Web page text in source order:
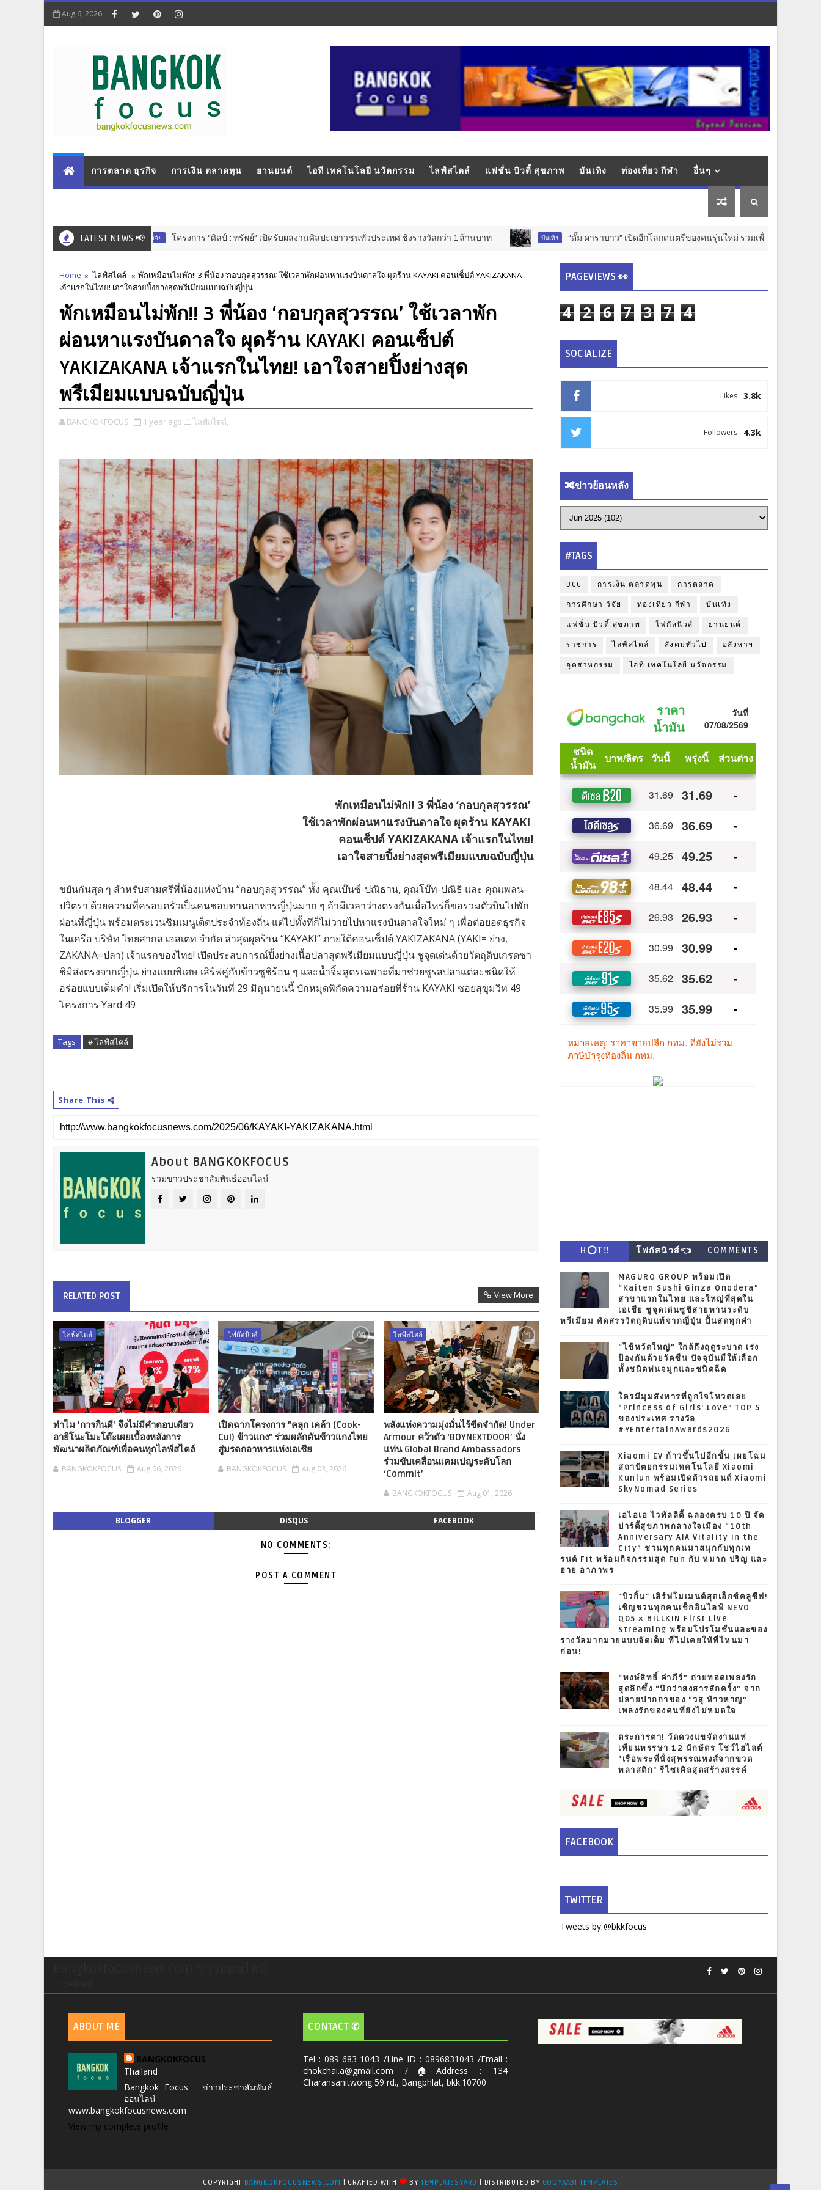
Aug 6, 2026
การตลาด ธุรกิจ การเงิน ตลาดทุน ยานยนต์ ไอที เทคโนโลยี นวัตกรรม ไลฟ์สไตล์ แฟชั่น บิวตี้ สุขภาพ บันเทิง ท่องเที่ยว กีฬา อื่นๆ
LATEST NEWS 📢
การศึกษา วิจัย โครงการ “ศิลป์ : ทรัพย์” เปิดรับผลงานศิลปะเยาวชนทั่วประเทศ ชิงรางวัลกว่า 1 ล้านบาท บันเทิง “ดั๊ม คาราบาว” เปิดอีกโลกดนตรีของคนรุ่นใหม่ รวมเพื่อนวัยมัธยมตั้งวง
Home ไลฟ์สไตล์
พักเหมือนไม่พัก!! 3 พี่น้อง ‘กอบกุลสุวรรณ’ ใช้เวลาพักผ่อนหาแรงบันดาลใจ ผุดร้าน KAYAKI คอนเซ็ปต์ YAKIZAKANA
เจ้าแรกในไทย! เอาใจสายปิ้งย่างสุดพรีเมียมแบบฉบับญี่ปุ่น
พักเหมือนไม่พัก!! 3 พี่น้อง ‘กอบกุลสุวรรณ’ ใช้เวลาพัก
ผ่อนหาแรงบันดาลใจ ผุดร้าน KAYAKI คอนเซ็ปต์
YAKIZAKANA เจ้าแรกในไทย! เอาใจสายปิ้งย่างสุด
พรีเมียมแบบฉบับญี่ปุ่น
BANGKOKFOCUS 1 year ago ไลฟ์สไตล์,
พักเหมือนไม่พัก!! 3 พี่น้อง ‘กอบกุลสุวรรณ’
ใช้เวลาพักผ่อนหาแรงบันดาลใจ ผุดร้าน KAYAKI
คอนเซ็ปต์ YAKIZAKANA เจ้าแรกในไทย!
เอาใจสายปิ้งย่างสุดพรีเมียมแบบฉบับญี่ปุ่น
ขยันกันสุด ๆ สำหรับสามศรีพี่น้องแห่งบ้าน “กอบกุลสุวรรณ” ทั้ง คุณเบ๊นซ์-ปณิธาน, คุณโบ๊ท-ปณิธิ และ คุณเพลน-
ปวิตรา ด้วยความที่ครอบครัวเป็นคนชอบทานอาหารญี่ปุ่นมาก ๆ ถ้ามีเวลาว่างตรงกันเมื่อไหร่ก็ขอรวมตัวบินไปพัก
ผ่อนที่ญี่ปุ่น พร้อมตระเวนชิมเมนูเด็ดประจำท้องถิ่น แต่ไปทั้งทีก็ไม่วายไปหาแรงบันดาลใจใหม่ ๆ เพื่อต่อยอดธุรกิจ
ในเครือ บริษัท ไทยสากล เอสเตท จำกัด ล่าสุดผุดร้าน “KAYAKI” ภายใต้คอนเซ็ปต์ YAKIZAKANA (YAKI= ย่าง,
ZAKANA=ปลา) เจ้าแรกของไทย! เปิดประสบการณ์ปิ้งย่างเนื้อปลาสุดพรีเมียมแบบญี่ปุ่น ชูจุดเด่นด้วยวัตถุดิบเกรดซา
ชิมิส่งตรงจากญี่ปุ่น ย่างแบบพิเศษ เสิร์ฟคู่กับข้าวซูชิร้อน ๆ และน้ำจิ้มสูตรเฉพาะที่มาช่วยชูรสปลาแต่ละชนิดให้
อร่อยแบบเต็มคำ! เริ่มเปิดให้บริการในวันที่ 29 มิถุนายนนี้ ปักหมุดพิกัดความอร่อยที่ร้าน KAYAKI ซอยสุขุมวิท 49
โครงการ Yard 49
Tags # ไลฟ์สไตล์
Share This
About BANGKOKFOCUS
รวมข่าวประชาสัมพันธ์ออนไลน์
RELATED POST View More
ไลฟ์สไตล์
ทำไม 'การกินดี' จึงไม่มีคำตอบเดียว
อายิโนะโมะโต๊ะเผยเบื้องหลังการ
พัฒนาผลิตภัณฑ์เพื่อคนทุกไลฟ์สไตล์
BANGKOKFOCUS Aug 06, 2026
โฟกัสนิวส์
เปิดฉากโครงการ "คลุก เคล้า (Cook-
Cul) ข้าวแกง" ร่วมผลักดันข้าวแกงไทย
สู่มรดกอาหารแห่งเอเชีย
BANGKOKFOCUS Aug 03, 2026
ไลฟ์สไตล์
พลังแห่งความมุ่งมั่นไร้ขีดจำกัด! Under
Armour คว้าตัว ‘BOYNEXTDOOR’ นั่ง
แท่น Global Brand Ambassadors
ร่วมขับเคลื่อนแคมเปญระดับโลก
‘Commit’
BANGKOKFOCUS Aug 01, 2026
BLOGGER DISQUS FACEBOOK
NO COMMENTS:
POST A COMMENT
PAGEVIEWS 👀
4 2 6 7 3 7 4
SOCIALIZE
3.8k
Likes
4.3k
Followers
🔀ข่าวย้อนหลัง
#TAGS
BCG การเงิน ตลาดทุน การตลาด
การศึกษา วิจัย ท่องเที่ยว กีฬา บันเทิง
แฟชั่น บิวตี้ สุขภาพ โฟกัสนิวส์ ยานยนต์
ราชการ ไลฟ์สไตล์ สังคมทั่วไป อสังหาฯ
อุตสาหกรรม ไอที เทคโนโลยี นวัตกรรม
H⭕T‼ โฟกัสนิวส์👈 COMMENTS
MAGURO GROUP พร้อมเปิด
“Kaiten Sushi Ginza Onodera”
สาขาแรกในไทย และใหญ่ที่สุดใน
เอเชีย ชูจุดเด่นซูชิสายพานระดับ
พรีเมียม คัดสรรวัตถุดิบแท้จากญี่ปุ่น ปั้นสดทุกคำ
“ไข้หวัดใหญ่” ใกล้ถึงฤดูระบาด เร่ง
ป้องกันด้วยวัคซีน ปัจจุบันมีให้เลือก
ทั้งชนิดพ่นจมูกและชนิดฉีด
ใครมีมุมสังหารที่ถูกใจโหวตเลย
“Princess of Girls' Love” TOP 5
ของประเทศ รางวัล
#YEntertainAwards2026
Xiaomi EV ก้าวขึ้นไปอีกขั้น เผยโฉม
สถาปัตยกรรมเทคโนโลยี Xiaomi
Kunlun พร้อมเปิดตัวรถยนต์ Xiaomi
SkyNomad Series
เอไอเอ ไวทัลลิตี้ ฉลองครบ 10 ปี จัด
ปาร์ตี้สุขภาพกลางใจเมือง “10th
Anniversary AIA Vitality in the
City” ชวนทุกคนมาสนุกกับทุกเท
รนด์ Fit พร้อมกิจกรรมสุด Fun กับ หมาก ปริญ และ
ฮาย อาภาพร
"บิวกิ้น" เสิร์ฟโมเมนต์สุดเอ็กซ์คลูซีฟ!
เชิญชวนทุกคนเช็กอินไลฟ์ NEVO
Q05 × BILLKIN First Live
Streaming พร้อมโปรโมชั่นและของ
รางวัลมากมายแบบจัดเต็ม ที่ไม่เคยให้ที่ไหนมา
ก่อน!
“พงษ์สิทธิ์ คำภีร์” ถ่ายทอดเพลงรัก
สุดลึกซึ้ง “นึกว่าสงสารสักครั้ง” จาก
ปลายปากกาของ “วสุ ห้าวหาญ”
เพลงรักของคนที่ยังไม่หมดใจ
ตระการตา! วัดดวงแขจัดงานแห่
เทียนพรรษา 12 นักษัตร โชว์ไฮไลต์
"เรือพระที่นั่งสุพรรณหงส์จากขวด
พลาสติก" รีไซเคิลสุดสร้างสรรค์
FACEBOOK
TWITTER
Tweets by @bkkfocus
ABOUT ME
BANGKOKFOCUS
Thailand
Bangkok Focus : ข่าวประชาสัมพันธ์
ออนไลน์
www.bangkokfocusnews.com
View my complete profile
CONTACT ✆
Tel : 089-683-1043 /Line ID : 0896831043 /Email :
chokchai.a@gmail.com /🏠Address : 134
Charansanitwong 59 rd., Bangphlat, bkk.10700
COPYRIGHT BANGKOKFOCUSNEWS.COM | CRAFTED WITH BYTEMPLATESYARD | DISTRIBUTED BY GOOYAABI TEMPLATES